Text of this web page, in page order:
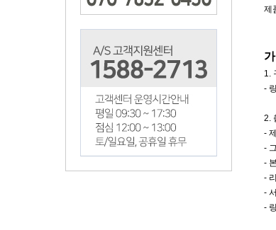
제
1.
-
2.
-
-
-
-
-
-